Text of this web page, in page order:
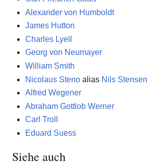
Alexander von Humboldt
James Hutton
Charles Lyell
Georg von Neumayer
William Smith
Nicolaus Stenoalias Nils Stensen
Alfred Wegener
Abraham Gottlob Werner
Carl Troll
Eduard Suess
Siehe auch